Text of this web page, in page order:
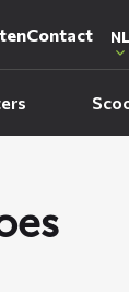
Contact NL